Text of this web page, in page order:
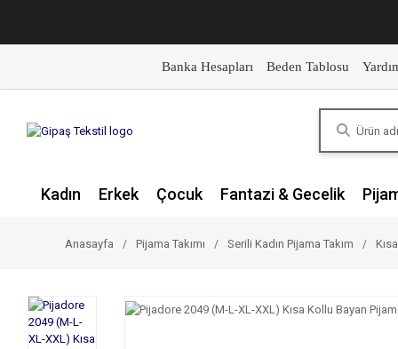
Banka Hesapları Beden Tablosu
Kadın Erkek Çocuk Fantazi & Gecelik
Anasayfa Pijama Takımı Serili Kadın Pijama Takım